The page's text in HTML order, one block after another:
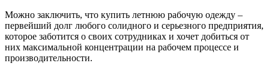
Можно заключить, что купить летнюю рабочую одежду –
первейший долг любого солидного и серьезного предприятия,
которое заботится о своих сотрудниках и хочет добиться от
них максимальной концентрации на рабочем процессе и
производительности.